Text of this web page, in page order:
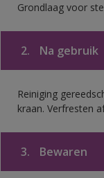
Grondlaag voor
2. Na gebruik
Reiniging
kraan. Verfresten
3. Bewaren